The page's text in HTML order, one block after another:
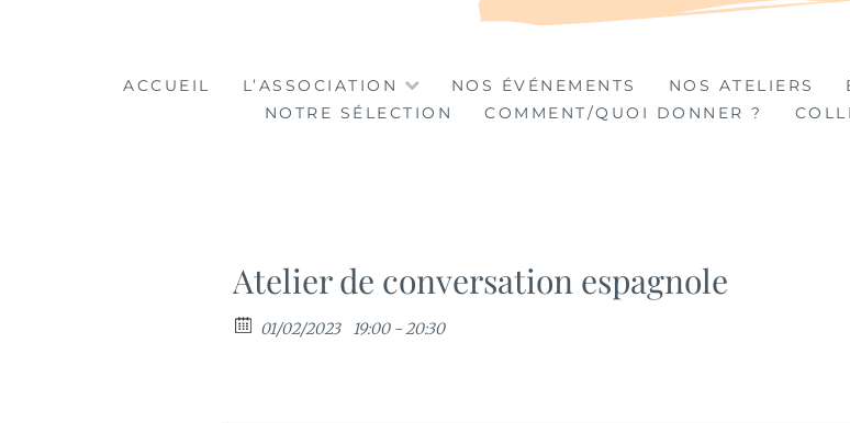
LA TABLE DES MATIÈRES
ACCUEIL L’ASSOCIATION NOS ÉVÉNEMENTS NOS ATELIERS
NOTRE SÉLECTION
COMMENT/QUOI DONNER ?
Atelier de conversation espagnole
01/02/2023 19:00 - 20:30